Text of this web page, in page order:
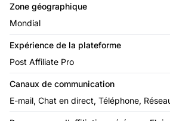
Zone géographique
Mondial
Expérience de la plateforme
Post Affiliate Pro
Canaux de communication
E-mail, Chat en direct, Téléphone,